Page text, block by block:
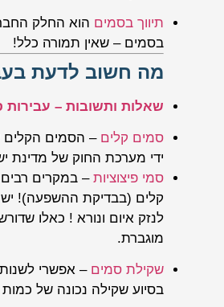
תיווך בסמים הוא החלק
בסמים – שאין תמורה כלל!
מה חשוב לדעת
שאלות ותשובות – עבירות
סמים קלים – הסמים הקלים
ידי מערכת החוק של מדינת
סמי פיצוציות– במקרים
קלים (בבדיקת ההשפעה)!
לנזק איום ונורא ! כאלו
מוגברת.
שקילת סמים – אפשרי
בסיוע שקילה נכונה של